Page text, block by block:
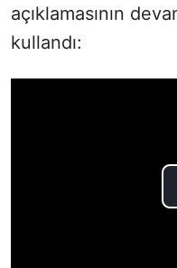
açıklamasının
kullandı: